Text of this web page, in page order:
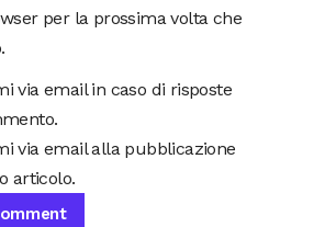
per la prossima volta che
via email in caso di risposte
via email alla pubblicazione
articolo.